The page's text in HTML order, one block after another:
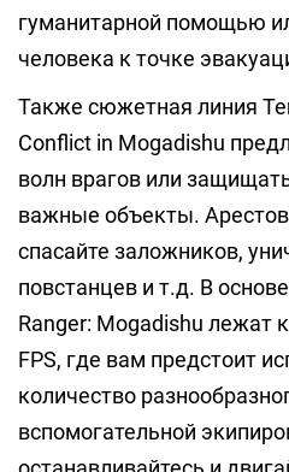
гуманитарной помощью
человека к точке
Также сюжетная линия
Conflict in Mogadishu
волн врагов или
важные объекты.
спасайте заложников,
повстанцев и т.д. В
Ranger: Mogadishu лежат
FPS, где вам предстоит
количество
вспомогательной